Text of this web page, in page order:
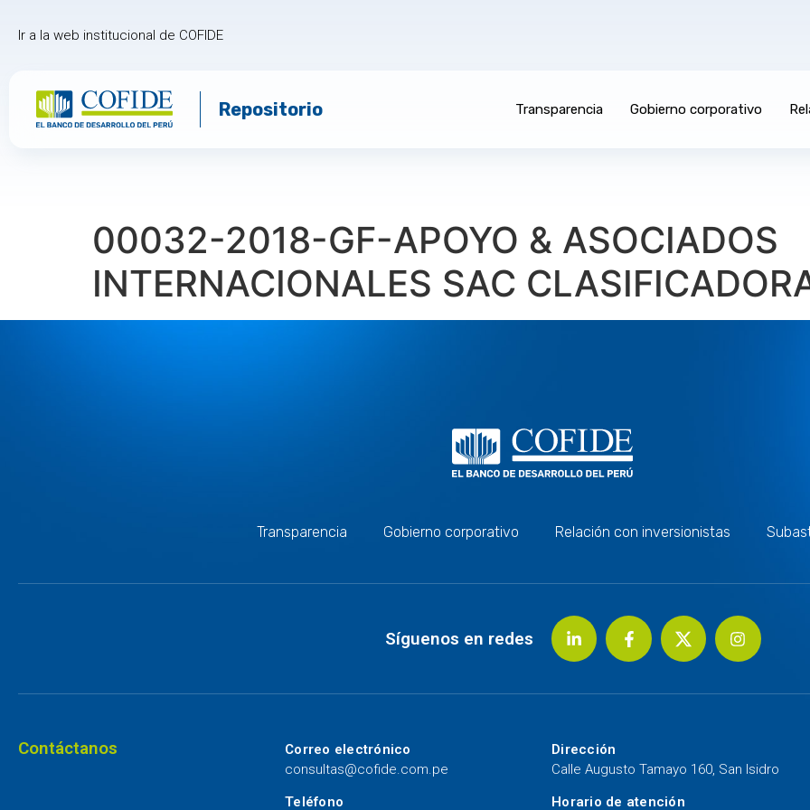
Ir a la web institucional de COFIDE
Repositorio Transparencia Gobierno corporativo
00032-2018-GF-APOYO & ASOCIADOS
INTERNACIONALES SAC
Transparencia Gobierno corporativo Relación con inversionistas
Síguenos en redes
Contáctanos
Correo electrónico
consultas@cofide.com.pe
Teléfono
Dirección
Calle Augusto Tamayo 160, San Isidro
Horario de atención